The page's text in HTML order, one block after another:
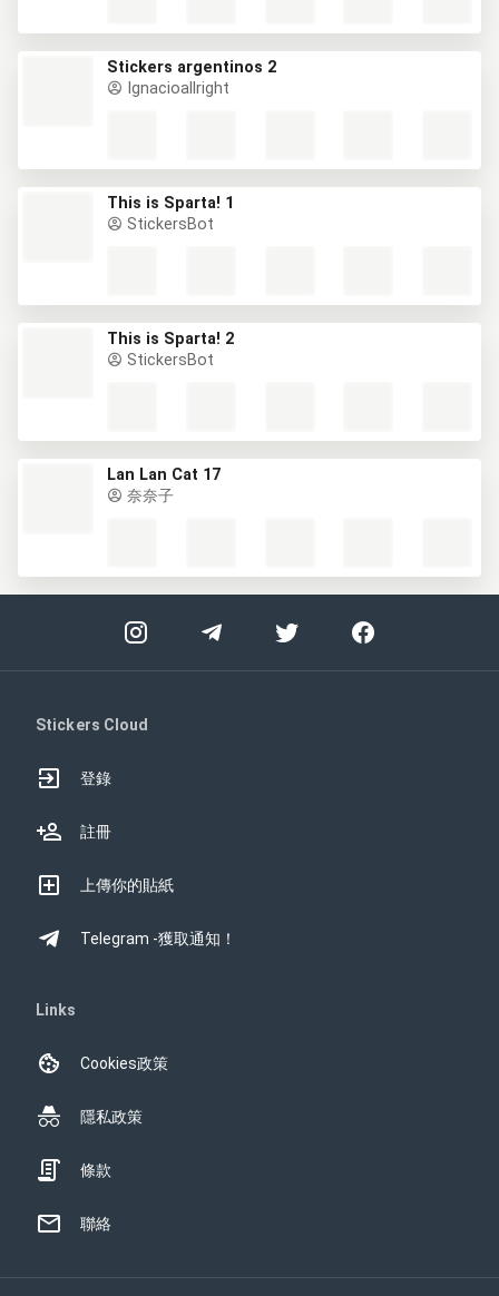
Stickers argentinos 2
Ignacioallright
This is Sparta! 1
StickersBot
This is Sparta! 2
StickersBot
Lan Lan Cat 17
奈奈子
Stickers Cloud
登錄
註冊
上傳你的貼紙
Telegram -獲取通知！
Links
Cookies政策
隱私政策
條款
聯絡